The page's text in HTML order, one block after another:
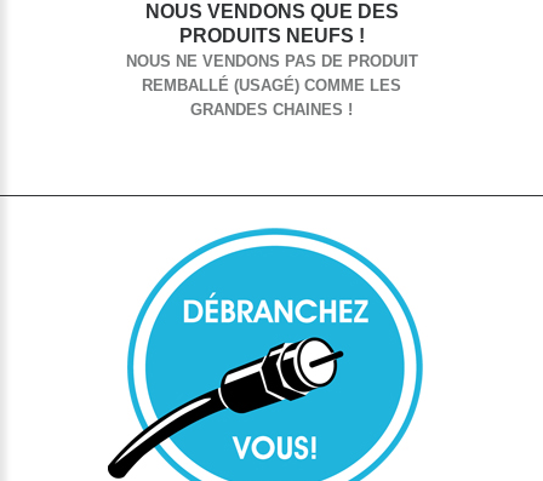
NOUS VENDONS QUE DES
PRODUITS NEUFS !
NOUS NE VENDONS PAS DE PRODUIT
REMBALLÉ (USAGÉ) COMME LES
GRANDES CHAINES !